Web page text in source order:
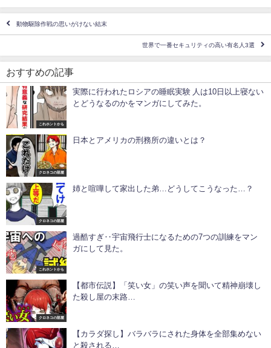
動物駆除作戦の思いがけない結末
世界で一番セキュリティの高い有名人3選
おすすめの記事
これホントかも
実際に行われたロシアの睡眠実験 人は10日以上寝ない
とどうなるのかをマンガにしてみた。
クロネコの部屋
日本とアメリカの刑務所の違いとは？
クロネコの部屋
姉と喧嘩して家出した弟…どうしてこうなった…？
これホントかも
過酷すぎ‥宇宙飛行士になるための7つの訓練をマン
ガにして見た。
クロネコの部屋
【都市伝説】「笑い女」の笑い声を聞いて精神崩壊し
た殺し屋の末路…
【カラダ探し】バラバラにされた身体を全部集めない
と殺される…